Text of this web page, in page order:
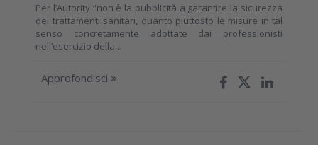
Per l’Autority “non è la pubblicità a garantire la sicurezza
dei trattamenti sanitari, quanto piuttosto le misure in tal
senso concretamente adottate dai professionisti
nell’esercizio della...
Approfondisci